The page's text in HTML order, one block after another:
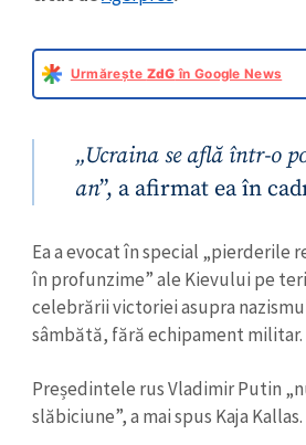
Urmărește ZdG în Google News
„Ucraina se află într-o
an”, a afirmat ea în
Ea a evocat în special „pierderile
în profunzime” ale Kievului pe
celebrării victoriei asupra
sâmbătă, fără echipament militar.
Președintele rus Vladimir Putin
slăbiciune”, a mai spus Kaja Kallas.